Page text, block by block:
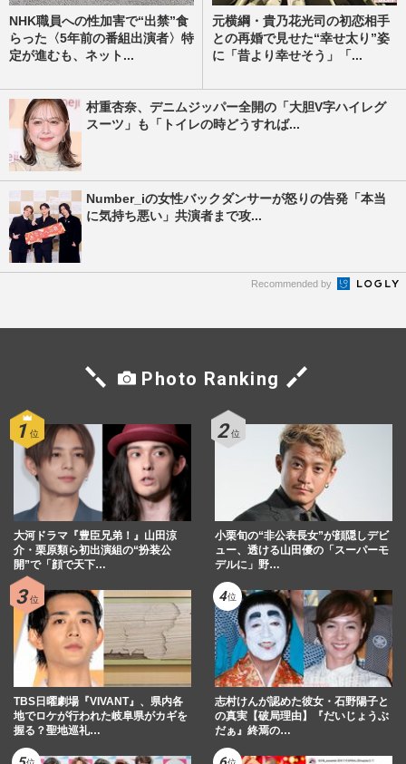
NHK職員への性加害で“出禁”食
らった〈5年前の番組出演者〉特
定が進むも、ネット...
元横綱・貴乃花光司の初恋相手
との再婚で見せた“幸せ太り”姿
に「昔より幸せそう」「...
村重杏奈、デニムジッパー全開の「大胆V字ハイレグ
スーツ」も「トイレの時どうすれば...
Number_iの女性バックダンサーが怒りの告発「本当
に気持ち悪い」共演者まで攻...
Recommended by
Photo Ranking
大河ドラマ『豊臣兄弟！』山田涼
介・栗原類ら初出演組の“扮装公
開”で「顔で天下…
小栗旬の“非公表長女”が顔隠しデビ
ュー、透ける山田優の「スーパーモ
デルに」野…
TBS日曜劇場『VIVANT』、県内各
地でロケが行われた岐阜県がカギを
握る？聖地巡礼…
志村けんが認めた彼女・石野陽子と
の真実【破局理由】『だいじょうぶ
だぁ』終焉の…